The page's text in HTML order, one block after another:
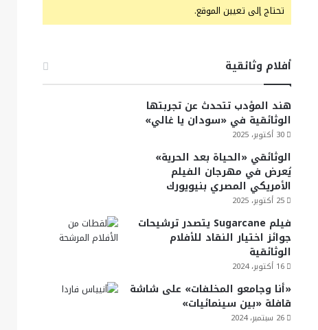
تحتاج إلى تعيين الموقع.
أفلام وثائقية
هند المؤدب تتحدث عن تجربتها
الوثائقية في «سودان يا غالي»
30 أكتوبر، 2025
الوثائقي «الحياة بعد الحرية»
يُعرض في مهرجان الفيلم
الأمريكي المصري بنيويورك
25 أكتوبر، 2025
فيلم Sugarcane يتصدر ترشيحات
جوائز اختيار النقاد للأفلام
الوثائقية
16 أكتوبر، 2024
«أنا وجامعو المخلفات» على شاشة
قافلة «بين سينمائيات»
26 سبتمبر، 2024